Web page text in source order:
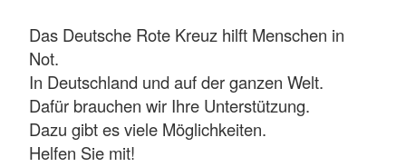
Das Deutsche Rote Kreuz hilft Menschen in
Not.
In Deutschland und auf der ganzen Welt.
Dafür brauchen wir Ihre Unterstützung.
Dazu gibt es viele Möglichkeiten.
Helfen Sie mit!